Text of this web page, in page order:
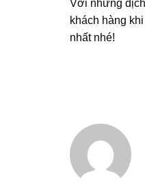
Với những
khách hàng
nhất nhé!